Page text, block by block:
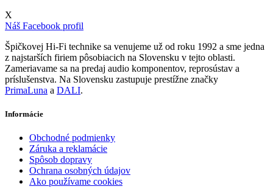
X
Náš Facebook profil
Špičkovej Hi-Fi technike sa venujeme už od roku 1992 a sme jedna
z najstarších firiem pôsobiacich na Slovensku v tejto oblasti.
Zameriavame sa na predaj audio komponentov, reprosústav a
príslušenstva. Na Slovensku zastupuje prestížne značky
PrimaLuna a DALI.
Informácie
Obchodné podmienky
Záruka a reklamácie
Spôsob dopravy
Ochrana osobných údajov
Ako používame cookies